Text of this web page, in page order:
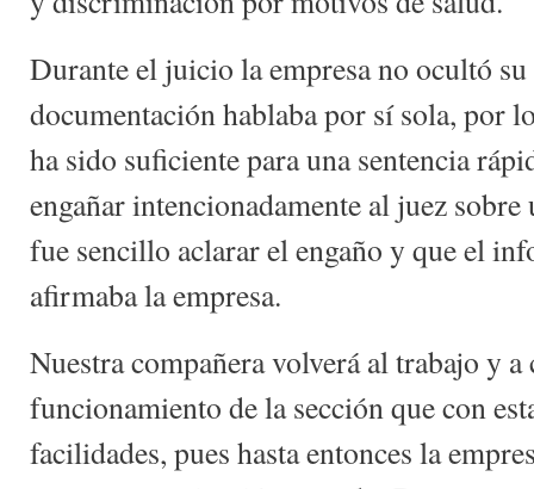
Durante el juicio la empresa no ocultó
documentación hablaba por sí sola, por
ha sido suficiente para una sentencia
engañar intencionadamente al juez
fue sencillo aclarar el engaño y que el
afirmaba la empresa.
Nuestra compañera volverá al trabajo y
funcionamiento de la sección que con
facilidades, pues hasta entonces la